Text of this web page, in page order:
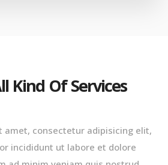
Kind Of Services
amet, consectetur adipisicing elit,
incididunt ut labore et dolore